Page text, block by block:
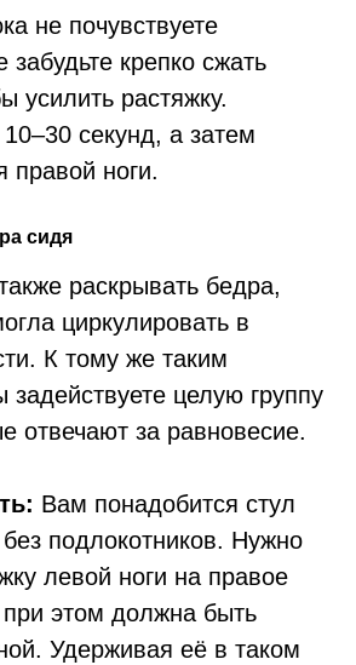
не почувствуете
крепко сжать
усилить растяжку.
секунд, а затем
правой ноги.
сидя
раскрывать бедра,
циркулировать в
К тому же таким
целую группу
отвечают за равновесие.
Вам понадобится стул
подлокотников. Нужно
левой ноги на правое
этом должна быть
Удерживая её в таком